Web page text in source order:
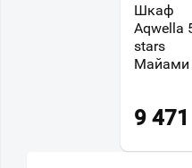
Шкаф
Aqwella
stars
Майами
9 471